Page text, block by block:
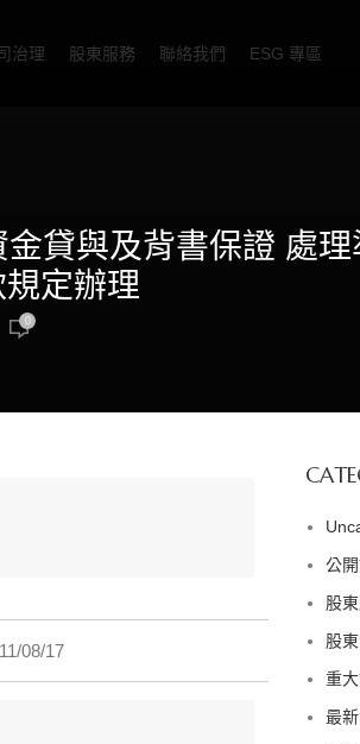
治理 股東服務 聯絡我們 ESG 專區
貸與及背書保證 處
定辦理
0
08/17
公
股
股
重
最